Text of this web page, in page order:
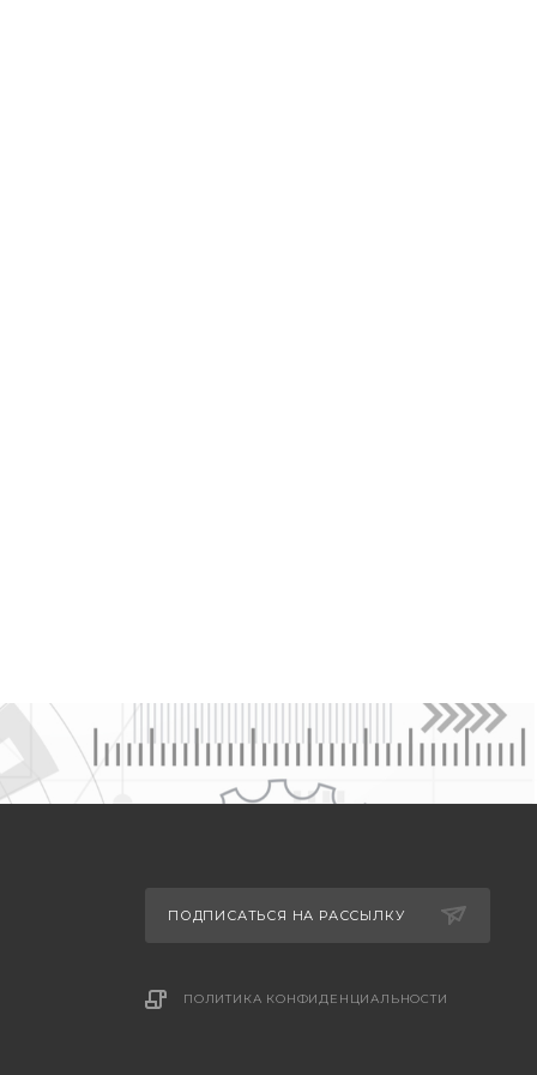
ПОДПИСАТЬСЯ НА РАССЫЛКУ
ПОЛИТИКА КОНФИДЕНЦИАЛЬНОСТИ